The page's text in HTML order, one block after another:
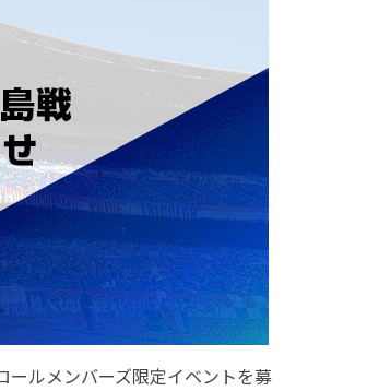
ールメンバーズ限定イベントを募